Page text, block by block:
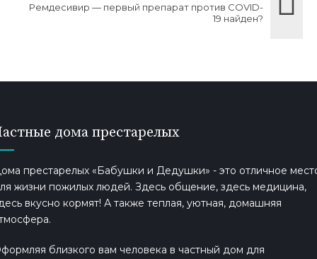
Ремдесивир — первый препарат против COVID-
19 найден?
дома престарелых
престарелых «Бабушки и Дедушки» - это отличное
жизни пожилых людей. Здесь общение, здесь медицина,
вкусно кормят! А также теплая, уютная, домашняя
близкого вам человека в частный дом для